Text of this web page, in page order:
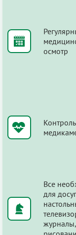
осмотр
Все
для
журналы,